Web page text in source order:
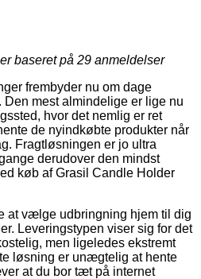
baseret på 29 anmeldelser
frembyder nu om dage
mest almindelige er lige nu
hvor det nemlig er ret
de nyindkøbte produkter når
Fragtløsningen er jo ultra
derudover den mindst
køb af Grasil Candle Holder
at vælge udbringning hjem til dig
Leveringstypen viser sig for det
men ligeledes ekstremt
løsning er unægtelig at hente
at du bor tæt på internet